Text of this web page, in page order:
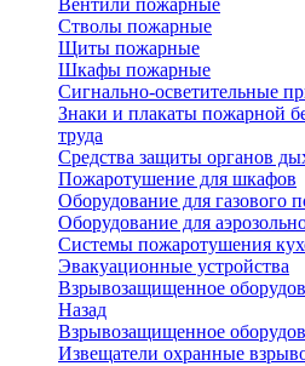
Вентили пожарные
Стволы пожарные
Щиты пожарные
Шкафы пожарные
Сигнально-осветительные
Знаки и плакаты пожарной
труда
Средства защиты органов
Пожаротушение для шкафов
Оборудование для газового
Оборудование для
Системы пожаротушения
Эвакуационные устройства
Взрывозащищенное
Назад
Взрывозащищенное
Извещатели охранные